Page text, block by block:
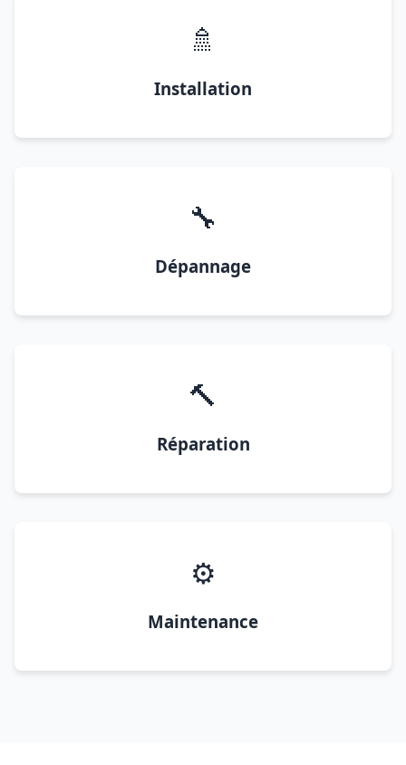
🚿
Installation
🔧
Dépannage
🔨
Réparation
⚙️
Maintenance